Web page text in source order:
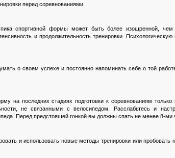
перед соревнованиями.
пика спортивной формы может быть более изощренной,
и продолжительность тренировки. Психологическую
о своем успехе и постоянно напоминать себе о той
на последних стадиях подготовки к соревнованиям только
не связанными с велосипедом. Расслабьтесь и
Перед предстоящей гонкой вы должны спать не менее 8-ми
и использовать новые методы тренировки или пробовать